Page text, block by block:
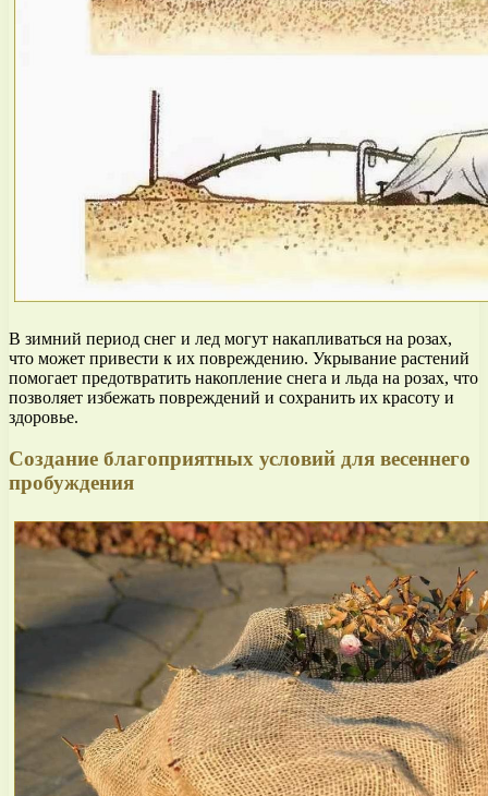
В зимний период снег и лед могут накапливаться на розах,
что может привести к их повреждению. Укрывание растений
помогает предотвратить накопление снега и льда на розах, что
позволяет избежать повреждений и сохранить их красоту и
здоровье.
Создание благоприятных условий для весеннего
пробуждения